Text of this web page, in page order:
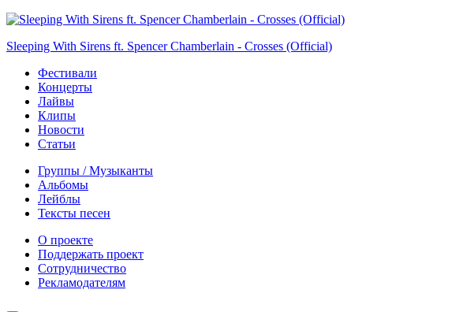
Sleeping With Sirens ft. Spencer Chamberlain - Crosses (Official)
Фестивали
Концерты
Лайвы
Клипы
Новости
Статьи
Группы / Музыканты
Альбомы
Лейблы
Тексты песен
О проекте
Поддержать проект
Сотрудничество
Рекламодателям